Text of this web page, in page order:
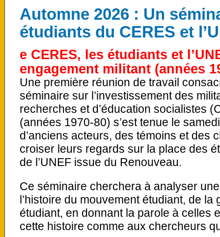
Automne 2026 : Un
étudiants du CERES et
e CERES, les étudiants et
engagement militant (années
Une première réunion de travail
séminaire sur l’investissement des
recherches et d’éducation socialistes
(années 1970-80) s’est tenue le
d’anciens acteurs, des témoins et des
croiser leurs regards sur la place des
de l’UNEF issue du Renouveau.
Ce séminaire cherchera à analyser
l’histoire du mouvement étudiant, de
étudiant, en donnant la parole à celles
cette histoire comme aux chercheurs